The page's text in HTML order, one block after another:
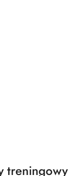
treningowy